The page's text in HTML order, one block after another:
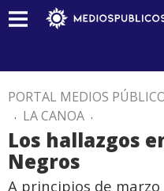
PORTAL MEDIOS
. LA CANOA .
Los hallazgos
Negros
A principios de